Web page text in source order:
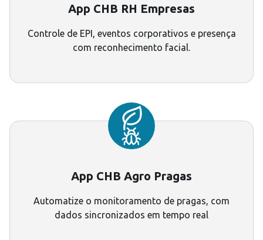
App CHB RH Empresas
Controle de EPI, eventos corporativos e presença
com reconhecimento facial.
App CHB Agro Pragas
Automatize o monitoramento de pragas, com
dados sincronizados em tempo real